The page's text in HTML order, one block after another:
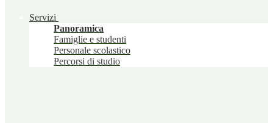
Servizi
Panoramica
Famiglie e studenti
Personale scolastico
Percorsi di studio